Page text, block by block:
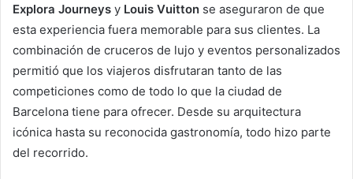
Explora Journeys y Louis Vuitton se aseguraron de que
esta experiencia fuera memorable para sus clientes. La
combinación de cruceros de lujo y eventos personalizados
permitió que los viajeros disfrutaran tanto de las
competiciones como de todo lo que la ciudad de
Barcelona tiene para ofrecer. Desde su arquitectura
icónica hasta su reconocida gastronomía, todo hizo parte
del recorrido.